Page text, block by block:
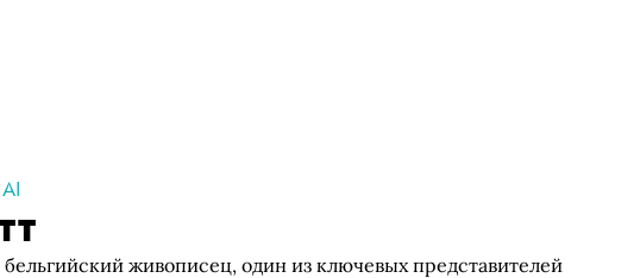
бельгийский живописец, один из ключевых представителей